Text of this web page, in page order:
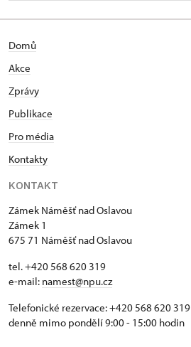
Domů
Akce
Zprávy
Publikace
Pro média
Kontakty
KONTAKT
Zámek Náměšť nad Oslavou
Zámek 1
675 71 Náměšť nad Oslavou
tel. +420 568 620 319
e-mail: namest@npu.cz
Telefonické rezervace: +420 568 620 319
denně mimo pondělí 9:00 - 15:00 hodin